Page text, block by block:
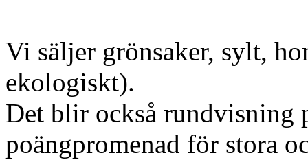
Vi säljer grönsaker, sylt,
ekologiskt).
Det blir också rundvisning
poängpromenad för stora